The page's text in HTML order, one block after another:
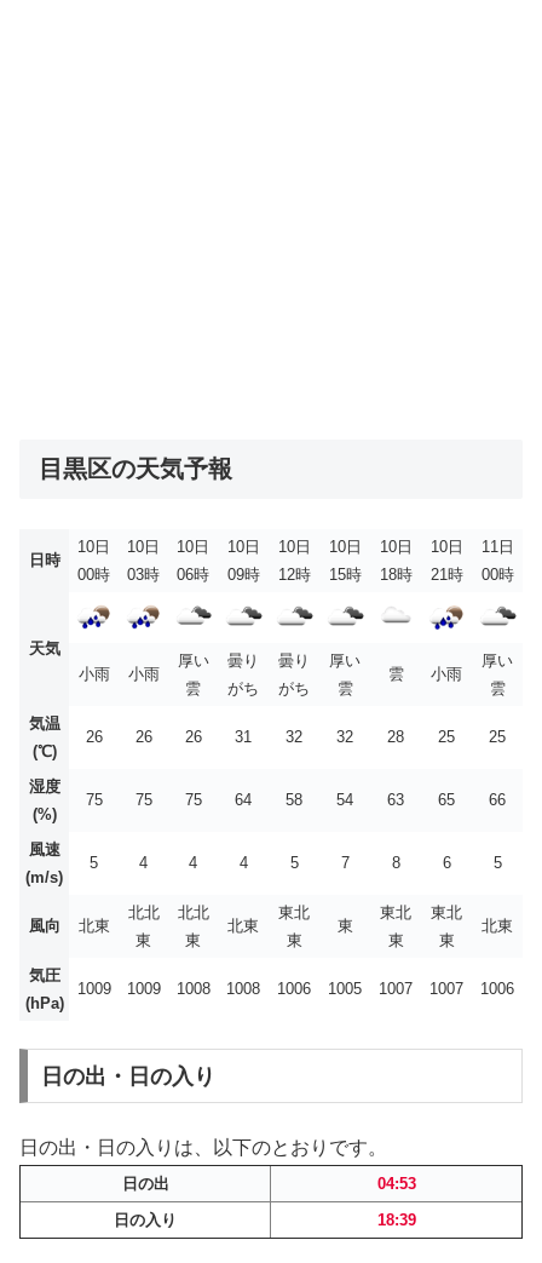
目黒区の天気予報
日時
10日
00時
10日
03時
10日
06時
10日
09時
10日
12時
10日
15時
10日
18時
10日
21時
11日
00時
天気
小雨
小雨
厚い
雲
曇り
がち
曇り
がち
厚い
雲
雲 小雨
厚い
雲
気温
(℃)
26 26 26 31 32 32 28 25 25
湿度
(%)
75 75 75 64 58 54 63 65 66
風速
(m/s)
5 4 4 4 5 7 8 6 5
風向 北東
北北
東
北北
東
北東
東北
東
東
東北
東
東北
東
北東
気圧
(hPa)
1009 1009 1008 1008 1006 1005 1007 1007 1006
日の出・日の入り
日の出・日の入りは、以下のとおりです。
日の出
04:53
日の入り
18:39